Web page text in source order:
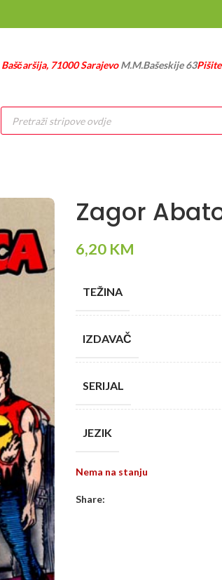
Baščaršija, 71000 SarajevoM.M.Bašeskije 63
Products
search
Zagor
6,20 KM
TEŽINA
IZDAVAČ
SERIJAL
JEZIK
Nema na stanju
Share: